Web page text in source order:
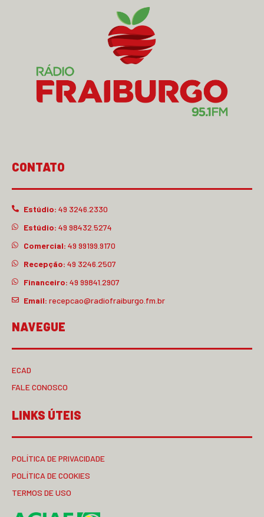
CONTATO
Estúdio: 49 3246.2330
Estúdio: 49 98432.5274
Comercial: 49 99199.9170
Recepção: 49 3246.2507
Financeiro: 49 99841.2907
Email: recepcao@radiofraiburgo.fm.br
NAVEGUE
ECAD
FALE CONOSCO
LINKS ÚTEIS
POLÍTICA DE PRIVACIDADE
POLÍTICA DE COOKIES
TERMOS DE USO